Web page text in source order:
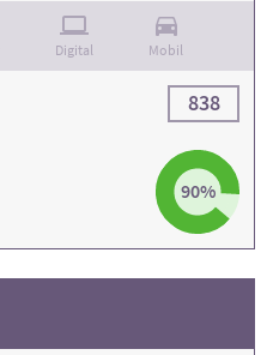
Digital Mobil
90%
838